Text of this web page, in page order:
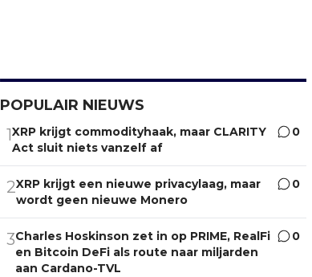
POPULAIR NIEUWS
1XRP krijgt commodityhaak, maar CLARITY
Act sluit niets vanzelf af
0
2XRP krijgt een nieuwe privacylaag, maar
wordt geen nieuwe Monero
0
3Charles Hoskinson zet in op PRIME, RealFi
en Bitcoin DeFi als route naar miljarden
aan Cardano-TVL
0